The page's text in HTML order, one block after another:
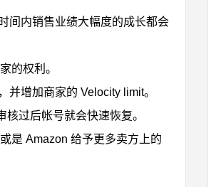
间内销售业绩大幅度的成长都会
的权利。
增加商家的 Velocity limit。
核过后帐号就会快速恢复。
是 Amazon 给予更多卖方上的